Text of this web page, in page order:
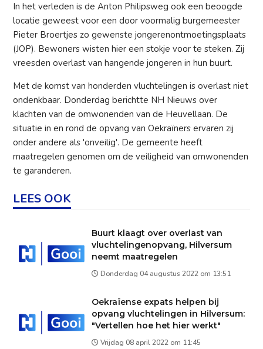
In het verleden is de Anton Philipsweg ook een beoogde
locatie geweest voor een door voormalig burgemeester
Pieter Broertjes zo gewenste jongerenontmoetingsplaats
(JOP). Bewoners wisten hier een stokje voor te steken. Zij
vreesden overlast van hangende jongeren in hun buurt.
Met de komst van honderden vluchtelingen is overlast niet
ondenkbaar. Donderdag berichtte NH Nieuws over
klachten van de omwonenden van de Heuvellaan. De
situatie in en rond de opvang van Oekraïners ervaren zij
onder andere als 'onveilig'. De gemeente heeft
maatregelen genomen om de veiligheid van omwonenden
te garanderen.
LEES OOK
Buurt klaagt over overlast van
vluchtelingenopvang, Hilversum
neemt maatregelen
Donderdag 04 augustus 2022 om 13:51
Oekraïense expats helpen bij
opvang vluchtelingen in Hilversum:
"Vertellen hoe het hier werkt"
Vrijdag 08 april 2022 om 11:45